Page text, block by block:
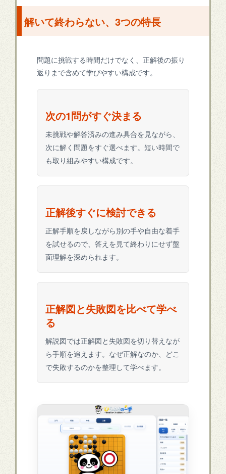
解いて終わらない、3つの特長
問題に挑戦する時間だけでなく、正解後の振り
返りまで含めて学びやすい構成です。
次の1問がすぐ決まる
未挑戦や解答済みの進み具合を見ながら、
次に解く問題をすぐ選べます。短い時間で
も取り組みやすい構成です。
正解後すぐに検討できる
正解手順を戻しながら別の手や自由な着手
を試せるので、答えを見て終わりにせず盤
面理解を深められます。
正解図と失敗図を比べて学べ
る
解説図では正解図と失敗図を切り替えなが
ら手順を追えます。なぜ正解なのか、どこ
で失敗するのかを整理して学べます。